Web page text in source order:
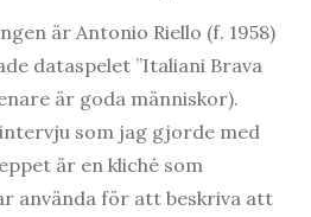
är Antonio Riello (f. 1958)
dataspelet ”Italiani Brava
är goda människor).
som jag gjorde med
är en kliché som
använda för att beskriva att